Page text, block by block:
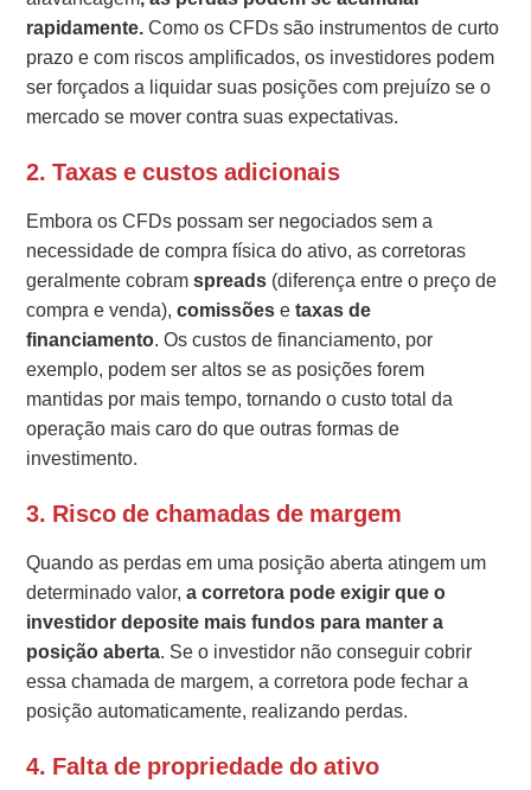
rapidamente.Como os CFDs são instrumentos de curto
prazo e com riscos amplificados, os investidores podem
ser forçados a liquidar suas posições com prejuízo se o
mercado se mover contra suas expectativas.
2. Taxas e custos adicionais
Embora os CFDs possam ser negociados sem a
necessidade de compra física do ativo, as corretoras
geralmente cobramspreads (diferença entre o preço de
compra e venda),comissõesetaxas de
financiamento. Os custos de financiamento, por
exemplo, podem ser altos se as posições forem
mantidas por mais tempo, tornando o custo total da
operação mais caro do que outras formas de
investimento.
3. Risco de chamadas de margem
Quando as perdas em uma posição aberta atingem um
determinado valor, a corretora pode exigir que o
investidor deposite mais fundos para manter a
posição aberta. Se o investidor não conseguir cobrir
essa chamada de margem, a corretora pode fechar a
posição automaticamente, realizando perdas.
4. Falta de propriedade do ativo